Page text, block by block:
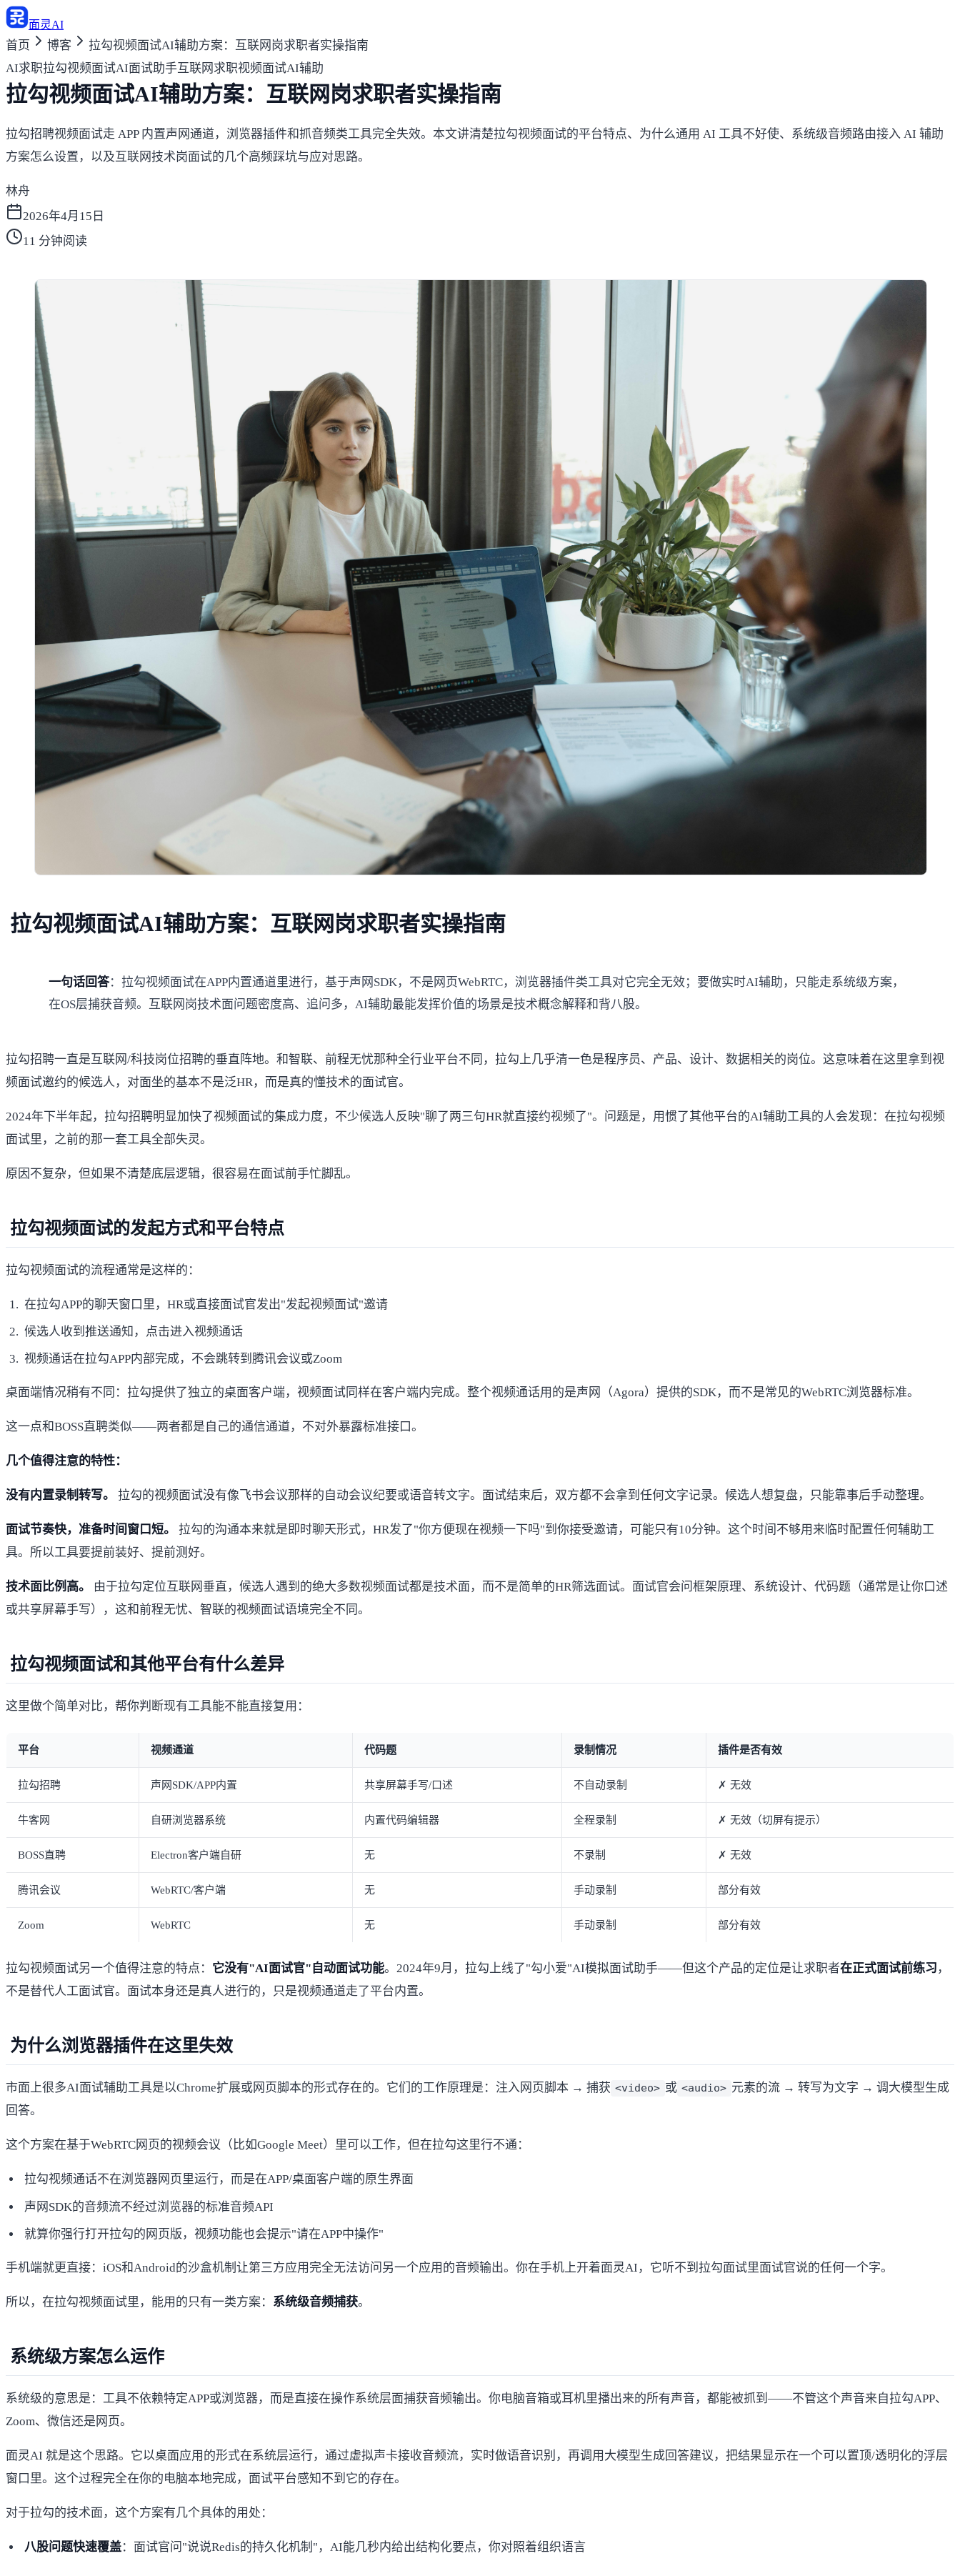
面灵AI
首页 博客
拉勾视频面试AI辅助方案：互联网岗求职者实操指南
AI求职拉勾视频面试AI面试助手互联网求职视频面试AI辅助
拉勾视频面试AI辅助方案：互联网岗求职者实操指南
拉勾招聘视频面试走 APP 内置声网通道，浏览器插件和抓音频类工具完全失效。本文讲清楚拉勾视频面试的平台特点、为什么通用 AI 工具不好使、系统级音频路由接入 AI 辅助
方案怎么设置，以及互联网技术岗面试的几个高频踩坑与应对思路。
林舟
2026年4月15日
11 分钟阅读
拉勾视频面试AI辅助方案：互联网岗求职者实操指南
一句话回答：拉勾视频面试在APP内置通道里进行，基于声网SDK，不是网页WebRTC，浏览器插件类工具对它完全无效；要做实时AI辅助，只能走系统级方案，
在OS层捕获音频。互联网岗技术面问题密度高、追问多，AI辅助最能发挥价值的场景是技术概念解释和背八股。
拉勾招聘一直是互联网/科技岗位招聘的垂直阵地。和智联、前程无忧那种全行业平台不同， 拉勾上几乎清一色是程序员、产品、设计、数据相关的岗位。这意味着在这里拿到视
频面试邀约的候选人，对面坐的基本不是泛HR，而是真的懂技术的面试官。
2024年下半年起，拉勾招聘明显加快了视频面试的集成力度，不少候选人反映"聊了两三句HR就直接约视频了"。问题是，用惯了其他平台的AI辅助工具的人会发现：在拉勾视频
面试里，之前的那一套工具全部失灵。
原因不复杂，但如果不清楚底层逻辑，很容易在面试前手忙脚乱。
拉勾视频面试的发起方式和平台特点
拉勾视频面试的流程通常是这样的：
在拉勾APP的聊天窗口里，HR或直接面试官发出"发起视频面试"邀请
候选人收到推送通知，点击进入视频通话
视频通话在拉勾APP内部完成，不会跳转到腾讯会议或Zoom
桌面端情况稍有不同：拉勾提供了独立的桌面客户端，视频面试同样在客户端内完成。整个视频通话用的是声网（Agora） 提供的SDK，而不是常见的WebRTC浏览器标准。
这一点和BOSS直聘类似——两者都是自己的通信通道，不对外暴露标准接口。
几个值得注意的特性：
没有内置录制转写。 拉勾的视频面试没有像飞书会议那样的自动会议纪要或语音转文字。面试结束后，双方都不会拿到任何文字记录。候选人想复盘，只能靠事后手动整理。
面试节奏快，准备时间窗口短。
拉勾的沟通本来就是即时聊天形式，HR发了"你方便现在视频一下吗"到你接受邀请，可能只有10分钟。这个时间不够用来临时配置任何辅助工
具。所以工具要提前装好、提前测好。
技术面比例高。
由于拉勾定位互联网垂直，候选人遇到的绝大多数视频面试都是技术面，而不是简单的HR筛选面试。面试官会问框架原理、系统设计、代码题（通常是让你口述
或共享屏幕手写），这和前程无忧、智联的视频面试语境完全不同。
拉勾视频面试和其他平台有什么差异
这里做个简单对比，帮你判断现有工具能不能直接复用：
平台 视频通道 代码题 录制情况 插件是否有效
拉勾招聘 声网SDK/APP内置 共享屏幕手写/口述 不自动录制 ✗ 无效
牛客网 自研浏览器系统 内置代码编辑器 全程录制 ✗ 无效（切屏有提示）
BOSS直聘 Electron客户端自研 无 不录制 ✗ 无效
腾讯会议 WebRTC/客户端 无 手动录制 部分有效
Zoom WebRTC 无 手动录制 部分有效
拉勾视频面试另一个值得注意的特点： 它没有"AI面试官"自动面试功能。2024年9月，拉勾上线了"勾小爱"AI模拟面试助手——但这个产品的定位是让求职者在正式面试前练习 ，
不是替代人工面试官。面试本身还是真人进行的，只是视频通道走了平台内置。
为什么浏览器插件在这里失效
市面上很多AI面试辅助工具是以Chrome扩展或网页脚本的形式存在的。它们的工作原理是：注入网页脚本 → 捕获 <video> 或 <audio> 元素的流 → 转写为文字 → 调大模型生成
回答。
这个方案在基于WebRTC网页的视频会议（比如Google Meet）里可以工作，但在拉勾这里行不通：
拉勾视频通话不在浏览器网页里运行，而是在APP/桌面客户端的原生界面
声网SDK的音频流不经过浏览器的标准音频API
就算你强行打开拉勾的网页版，视频功能也会提示"请在APP中操作"
手机端就更直接：iOS和Android的沙盒机制让第三方应用完全无法访问另一个应用的音频输出。你在手机上开着面灵AI，它听不到拉勾面试里面试官说的任何一个字。
所以，在拉勾视频面试里，能用的只有一类方案： 系统级音频捕获。
系统级方案怎么运作
系统级的意思是：工具不依赖特定APP或浏览器，而是直接在操作系统层面捕获音频输出。你电脑音箱或耳机里播出来的所有声音，都能被抓到——不管这个声音来自拉勾APP、
Zoom、微信还是网页。
面灵AI 就是这个思路。它以桌面应用的形式在系统层运行，通过虚拟声卡接收音频流，实时做语音识别，再调用大模型生成回答建议，把结果显示在一个可以置顶/透明化的浮层
窗口里。这个过程完全在你的电脑本地完成，面试平台感知不到它的存在。
对于拉勾的技术面，这个方案有几个具体的用处：
八股问题快速覆盖：面试官问"说说Redis的持久化机制"，AI能几秒内给出结构化要点，你对照着组织语言